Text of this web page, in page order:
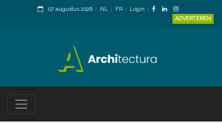
07 augustus 2026 NL FR
Login
ADVERTEREN